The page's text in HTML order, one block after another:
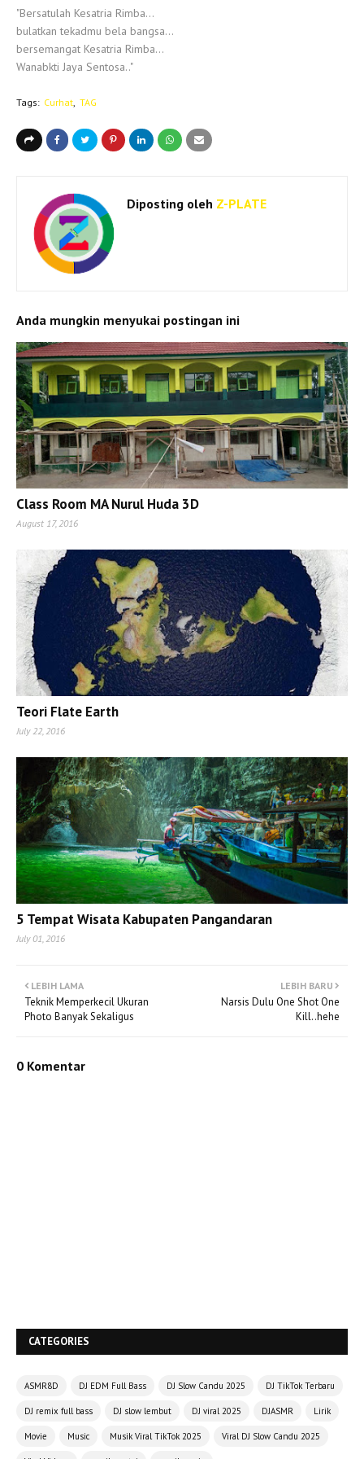
"Bersatulah Kesatria Rimba...
bulatkan tekadmu bela bangsa...
bersemangat Kesatria Rimba...
Wanabkti Jaya Sentosa.."
Tags: Curhat TAG
Diposting oleh Z-PLATE
Anda mungkin menyukai postingan ini
Class Room MA Nurul Huda 3D
August 17, 2016
Teori Flate Earth
July 22, 2016
5 Tempat Wisata Kabupaten Pangandaran
July 01, 2016
LEBIH BARU
Narsis Dulu One Shot One
Kill..hehe
LEBIH LAMA
Teknik Memperkecil Ukuran
Photo Banyak Sekaligus
0 Komentar
CATEGORIES
ASMR8D DJ EDM Full Bass DJ Slow Candu 2025 DJ TikTok Terbaru
DJ remix full bass DJ slow lembut DJ viral 2025 DJASMR Lirik
Movie Music Musik Viral TikTok 2025 Viral DJ Slow Candu 2025